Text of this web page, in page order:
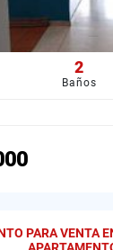
2
Baños
PARA VENTA